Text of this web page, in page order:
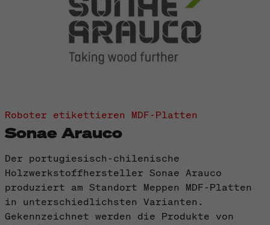
Roboter etikettieren MDF-Platten
Sonae Arauco
Der portugiesisch-chilenische
Holzwerkstoffhersteller Sonae Arauco
produziert am Standort Meppen MDF-Platten
in unterschiedlichsten Varianten.
Gekennzeichnet werden die Produkte von